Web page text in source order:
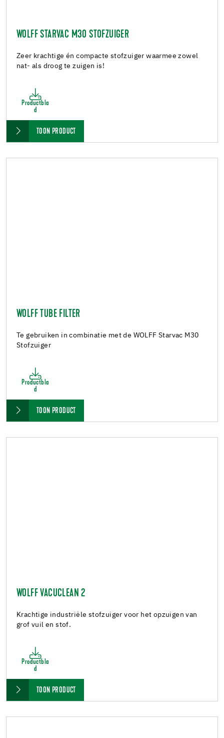
WOLFF STARVAC M30 STOFZUIGER
Zeer krachtige én compacte stofzuiger waarmee zowel
nat- als droog te zuigen is!
Productbla
d
TOON PRODUCT
WOLFF TUBE FILTER
Te gebruiken in combinatie met de WOLFF Starvac M30
Stofzuiger
Productbla
d
TOON PRODUCT
WOLFF VACUCLEAN 2
Krachtige industriële stofzuiger voor het opzuigen van
grof vuil en stof.
Productbla
d
TOON PRODUCT